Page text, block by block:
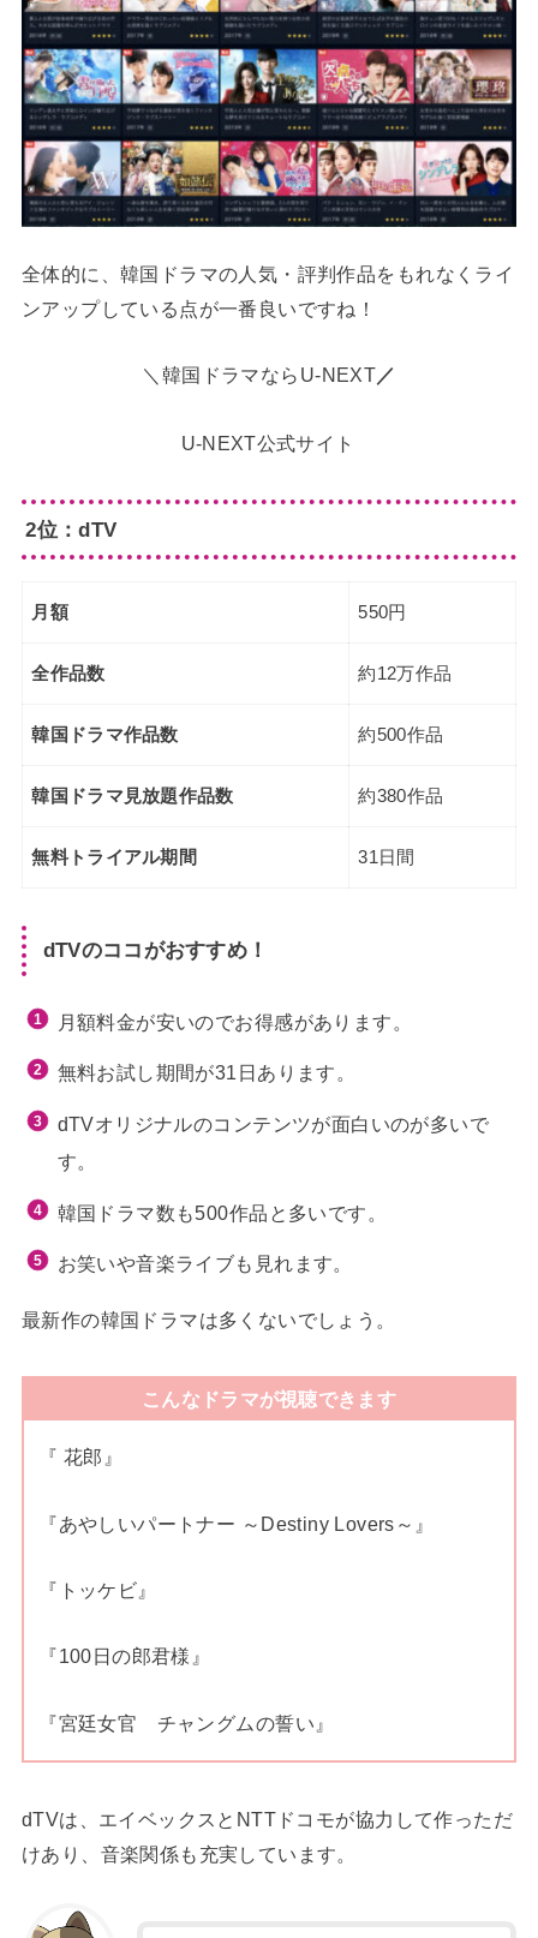
全体的に、韓国ドラマの人気・評判作品をもれなくライ
ンアップしている点が一番良いですね！
＼韓国ドラマならU-NEXT／
U-NEXT公式サイト
2位：dTV
月額 550円
全作品数 約12万作品
韓国ドラマ作品数 約500作品
韓国ドラマ見放題作品数 約380作品
無料トライアル期間 31日間
dTVのココがおすすめ！
月額料金が安いのでお得感があります。
無料お試し期間が31日あります。
dTVオリジナルのコンテンツが面白いのが多いで
す。
韓国ドラマ数も500作品と多いです。
お笑いや音楽ライブも見れます。
最新作の韓国ドラマは多くないでしょう。
こんなドラマが視聴できます
『 花郎』
『あやしいパートナー ～Destiny Lovers～ 』
『トッケビ』
『100日の郎君様』
『宮廷女官 チャングムの誓い』
dTVは、エイベックスとNTTドコモが協力して作っただ
けあり、音楽関係も充実しています。